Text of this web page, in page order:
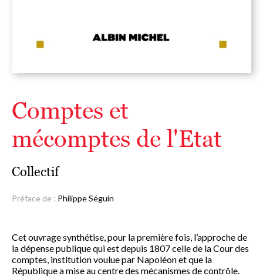
Comptes et
mécomptes de l'Etat
Collectif
Préface de : Philippe Séguin
Cet ouvrage synthétise, pour la première fois, l’approche de
la dépense publique qui est depuis 1807 celle de la Cour des
comptes, institution voulue par Napoléon et que la
République a mise au centre des mécanismes de contrôle.